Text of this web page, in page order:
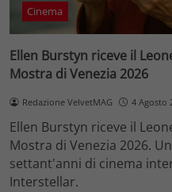
Cinema
Ellen Burstyn riceve il
Mostra di Venezia 2026
Redazione VelvetMAG 4 Agosto
Ellen Burstyn riceve il
Mostra di Venezia 2026.
settant'anni di cinema
Interstellar.